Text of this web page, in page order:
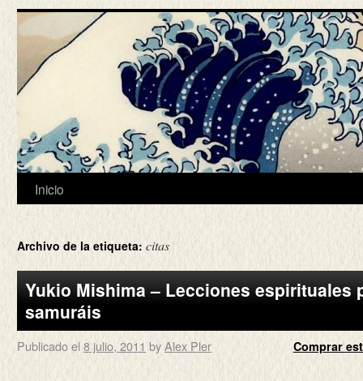
Inicio
Archivo de la etiqueta: citas
Yukio Mishima – Lecciones espirituales
samuráis
Publicado el 8 julio, 2011 byAlex Pler Comprar